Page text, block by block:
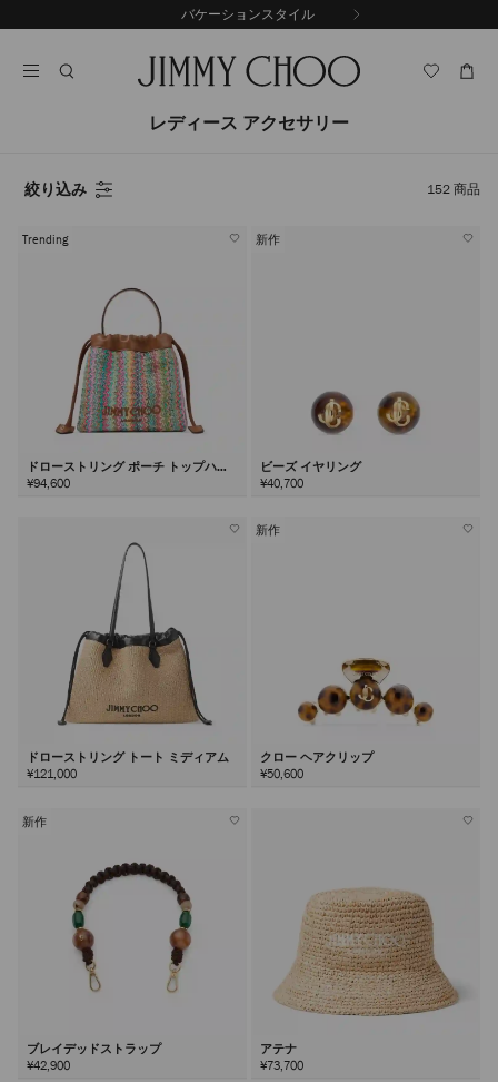
ン
ス
ラ
バケーションスタイル
レディース アクセサリー
絞り込み 152商品
Trending
ドローストリング ポーチ トップハン
ドル
¥94,600
新作
ビーズ イヤリング
¥40,700
ドローストリング トート ミディアム
¥121,000
新作
クロー ヘアクリップ
¥50,600
新作
ブレイデッドストラップ
¥42,900
アテナ
¥73,700